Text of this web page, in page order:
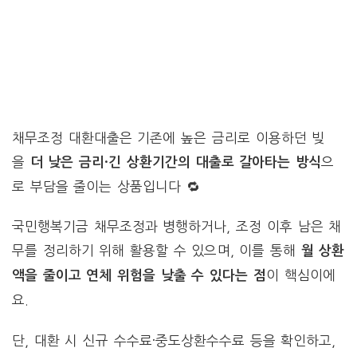
채무조정 대환대출은 기존에 높은 금리로 이용하던 빚
을 더 낮은 금리·긴 상환기간의 대출로 갈아타는 방식 으
로 부담을 줄이는 상품입니다 🔁
국민행복기금 채무조정과 병행하거나, 조정 이후 남은 채
무를 정리하기 위해 활용할 수 있으며, 이를 통해 월 상환
액을 줄이고 연체 위험을 낮출 수 있다는 점이 핵심이에
요.
단, 대환 시 신규 수수료·중도상환수수료 등을 확인하고,